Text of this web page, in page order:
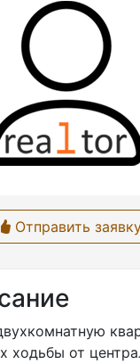
Отправить
ходьбы от